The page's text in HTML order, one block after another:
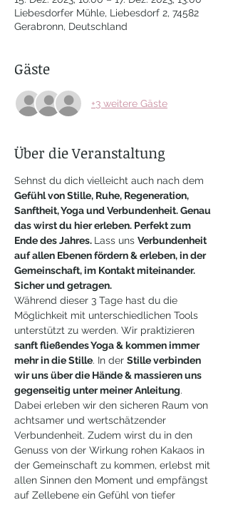
Liebesdorfer Mühle, Liebesdorf 2, 74582
Gerabronn, Deutschland
Gäste
+3 weitere Gäste
Über die Veranstaltung
Sehnst du dich vielleicht auch nach dem
Gefühl von Stille, Ruhe, Regeneration,
Sanftheit, Yoga und Verbundenheit. Genau
das wirst du hier erleben. Perfekt zum
Ende des Jahres. Lass uns Verbundenheit
auf allen Ebenen fördern & erleben, in der
Gemeinschaft, im Kontakt miteinander.
Sicher und getragen.
Während dieser 3 Tage hast du die
Möglichkeit mit unterschiedlichen Tools
unterstützt zu werden. Wir praktizieren
sanft fließendes Yoga & kommen immer
mehr in die Stille. In der Stille verbinden
wir uns über die Hände & massieren uns
gegenseitig unter meiner Anleitung.
Dabei erleben wir den sicheren Raum von
achtsamer und wertschätzender
Verbundenheit. Zudem wirst du in den
Genuss von der Wirkung rohen Kakaos in
der Gemeinschaft zu kommen, erlebst mit
allen Sinnen den Moment und empfängst
auf Zellebene ein Gefühl von tiefer